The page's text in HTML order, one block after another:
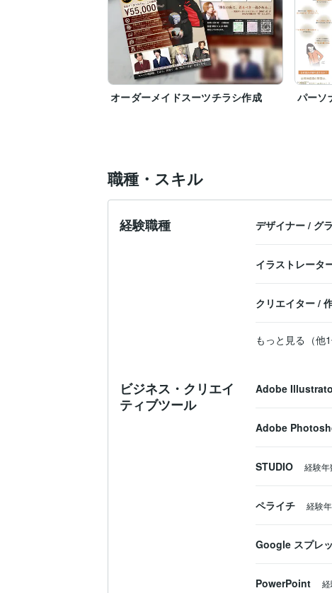
オーダーメイドスーツチラシ作成 パーソ
職種・スキル
経験職種 デザイナー / グ
イラストレータ
クリエイター /
もっと見る（他1
ビジネス・クリエイ
ティブツール
Adobe
Adobe
STUDIO 経験年
ペライチ 経験
Google スプレ
PowerPoint